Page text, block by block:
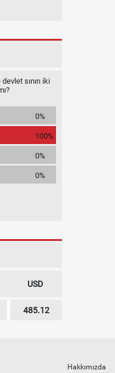
sınırı iki
0%
100%
0%
0%
USD
485.12
Hakkımızda